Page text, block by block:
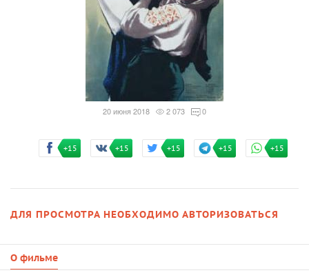
20 июня 2018 2 073 0
+15 +15 +15 +15 +15
ДЛЯ ПРОСМОТРА НЕОБХОДИМО АВТОРИЗОВАТЬСЯ
О фильме